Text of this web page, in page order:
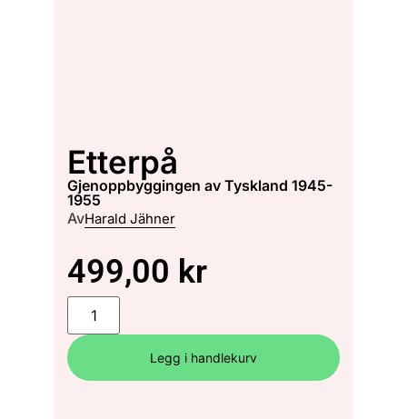
Etterpå
gjenoppbyggingen av Tyskland 1945-
1955
AvHarald Jähner
499,00 kr
Legg i handlekurv